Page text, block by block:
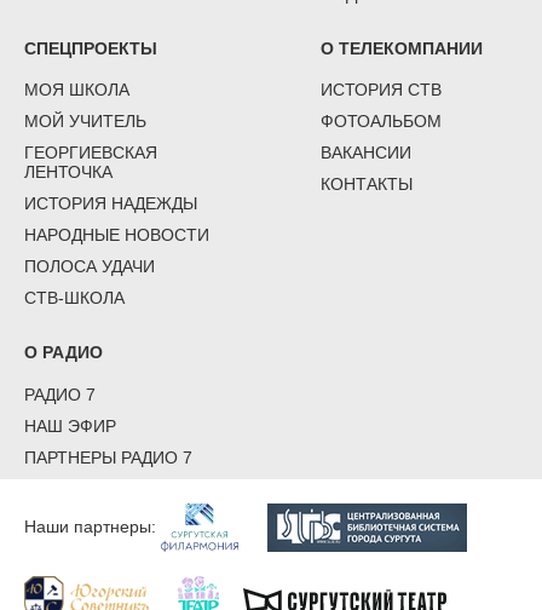
СПЕЦПРОЕКТЫ
МОЯ ШКОЛА
МОЙ УЧИТЕЛЬ
ГЕОРГИЕВСКАЯ
ЛЕНТОЧКА
ИСТОРИЯ НАДЕЖДЫ
НАРОДНЫЕ НОВОСТИ
ПОЛОСА УДАЧИ
СТВ-ШКОЛА
О ТЕЛЕКОМПАНИИ
ИСТОРИЯ СТВ
ФОТОАЛЬБОМ
ВАКАНСИИ
КОНТАКТЫ
О РАДИО
РАДИО 7
НАШ ЭФИР
ПАРТНЕРЫ РАДИО 7
Наши партнеры: